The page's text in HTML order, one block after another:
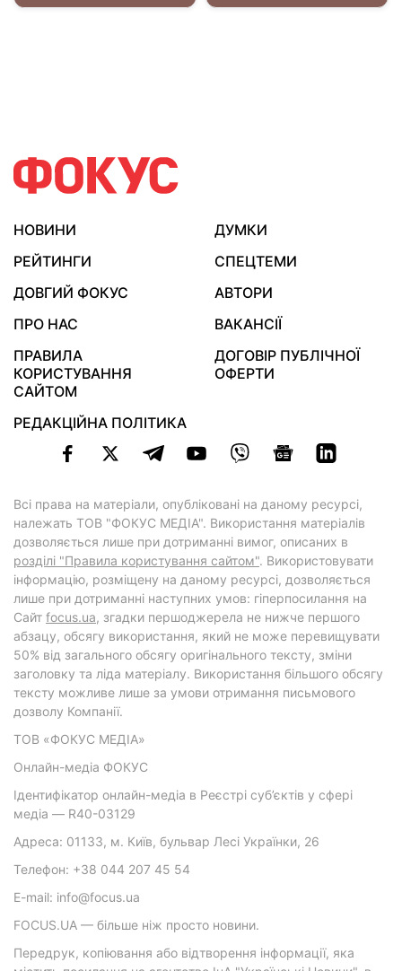
НОВИНИ
ДУМКИ
РЕЙТИНГИ
СПЕЦТЕМИ
ДОВГИЙ ФОКУС
АВТОРИ
ПРО НАС
ВАКАНСІЇ
ПРАВИЛА
КОРИСТУВАННЯ
САЙТОМ
ДОГОВІР ПУБЛІЧНОЇ
ОФЕРТИ
РЕДАКЦІЙНА ПОЛІТИКА
Всі права на матеріали, опубліковані на даному ресурсі,
належать ТОВ "ФОКУС МЕДІА". Використання матеріалів
дозволяється лише при дотриманні вимог, описаних в
розділі "Правила користування сайтом". Використовувати
інформацію, розміщену на даному ресурсі, дозволяється
лише при дотриманні наступних умов: гіперпосилання на
Cайт focus.ua, згадки першоджерела не нижче першого
абзацу, обсягу використання, який не може перевищувати
50% від загального обсягу оригінального тексту, зміни
заголовку та ліда матеріалу. Використання більшого обсягу
тексту можливе лише за умови отримання письмового
дозволу Компанії.
ТОВ «ФОКУС МЕДІА»
Онлайн-медіа ФОКУС
Ідентифікатор онлайн-медіа в Реєстрі суб’єктів у сфері
медіа — R40-03129
Адреса: 01133, м. Київ, бульвар Лесі Українки, 26
Телефон: +38 044 207 45 54
E-mail: info@focus.ua
FOCUS.UA — більше ніж просто новини.
Передрук, копіювання або відтворення інформації, яка